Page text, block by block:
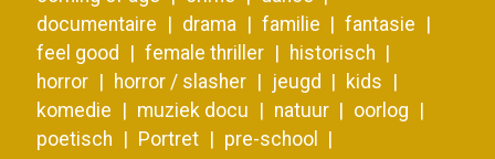
documentaire
drama familie
fantasie
feel good
female thriller
historisch
horror
horror / slasher jeugd
kids
komedie
muziek docu natuur
oorlog
poetisch
Portret
pre-school